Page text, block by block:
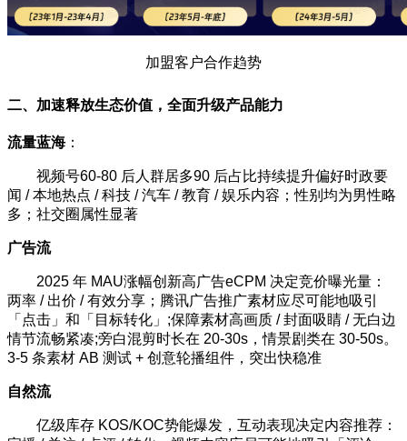
加盟客户合作趋势
二、加速释放生态价值，全面升级产品能力
流量蓝海：
视频号60-80 后人群居多90 后占比持续提升偏好时政要
闻 / 本地热点 / 科技 / 汽车 / 教育 / 娱乐内容；性别均为男性略
多；社交圈属性显著
广告流
2025 年 MAU涨幅创新高广告eCPM 决定竞价曝光量：
两率 / 出价 / 有效分享；腾讯广告推广素材应尽可能地吸引
「点击」和「目标转化」;保障素材高画质 / 封面吸睛 / 无白边
情节流畅紧凑;旁白混剪时长在 20-30s，情景剧类在 30-50s。
3-5 条素材 AB 测试 + 创意轮播组件，突出快稳准
自然流
亿级库存 KOS/KOC势能爆发，互动表现决定内容推荐：